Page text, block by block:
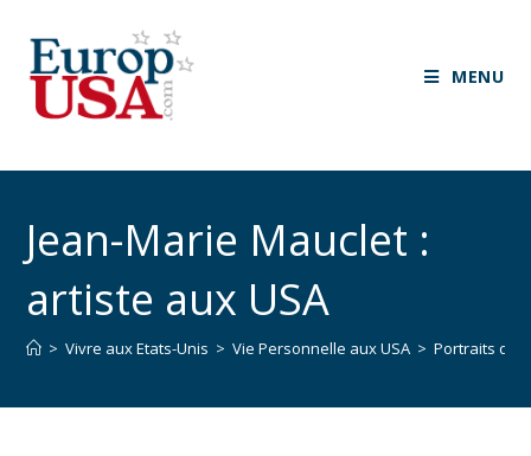
MENU
Jean-Marie Mauclet :
artiste aux USA
> Vivre aux Etats-Unis > Vie Personnelle aux USA > Portraits